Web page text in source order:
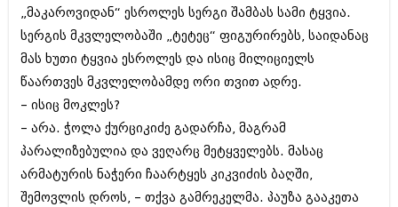
„მაკაროვიდან“ ესროლეს სერგი შამბას სამი ტყვია.
სერგის მკვლელობაში „ტეტეც“ ფიგურირებს, საიდანაც
მას ხუთი ტყვია ესროლეს და ისიც მილიციელს
წაართვეს მკვლელობამდე ორი თვით ადრე.
– ისიც მოკლეს?
– არა. ჭოლა ქურციკიძე გადარჩა, მაგრამ
პარალიზებულია და ვეღარც მეტყველებს. მასაც
არმატურის ნაჭერი ჩაარტყეს კიკვიძის ბაღში,
შემოვლის დროს, – თქვა გამრეკელმა. პაუზა გააკეთა